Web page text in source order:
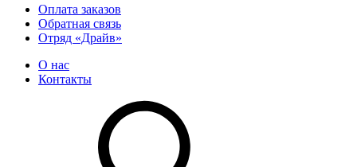
Оплата заказов
Обратная связь
Отряд «Драйв»
О нас
Контакты